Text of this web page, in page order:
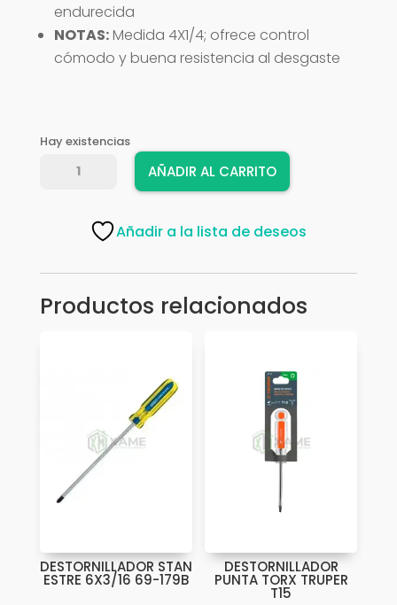
endurecida
NOTAS:Medida 4X1/4; ofrece control
cómodo y buena resistencia al desgaste
Hay existencias
DESTORNILLADORAÑADIR AL CARRITO
Añadir a la lista de deseos
Productos relacionados
DESTORNILLADOR STAN
ESTRE 6X3/16 69-179B
DESTORNILLADOR
PUNTA TORX TRUPER
T15